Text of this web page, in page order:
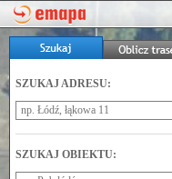
SZUKAJ ADRESU:
SZUKAJ OBIEKTU: